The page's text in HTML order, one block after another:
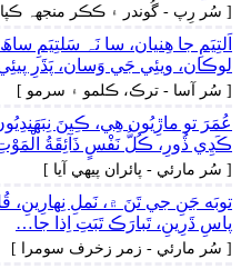
[ سُر رِپ - گُوندر ۽ ڪڪر منجهہ
اَلتِيَمِ جا ھِنيان، سا نَہ سَلتِيَمِ
لوڪان، ويئِي جَي وَسان، پَڌَرِ
[ سُر آسا - ترڪ، ڪلمو ۽ سرمو ]
عُمَرَ تو ماڙِيُون ھِي، ڪِينَ
ڪَڍِي ڏُورِ، ڪُلُّ نَفْسٍ ذَآئِقَةُ
[ سُر مارئي - پائران پيھي آيا ]
توبَه جَنِ جي تَنَ ۾، نَملِ نِھارِينِ،
پاسِ ڌَرِينِ، تَبارَڪ تَبَتِ اِذا جا…
[ سُر مارئي - زمر زخرف سومرا ]